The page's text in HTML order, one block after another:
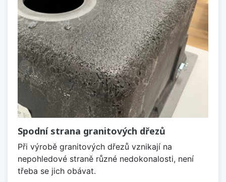
Spodní strana granitových dřezů
Při výrobě granitových dřezů vznikají na
nepohledové straně různé nedokonalosti, není
třeba se jich obávat.